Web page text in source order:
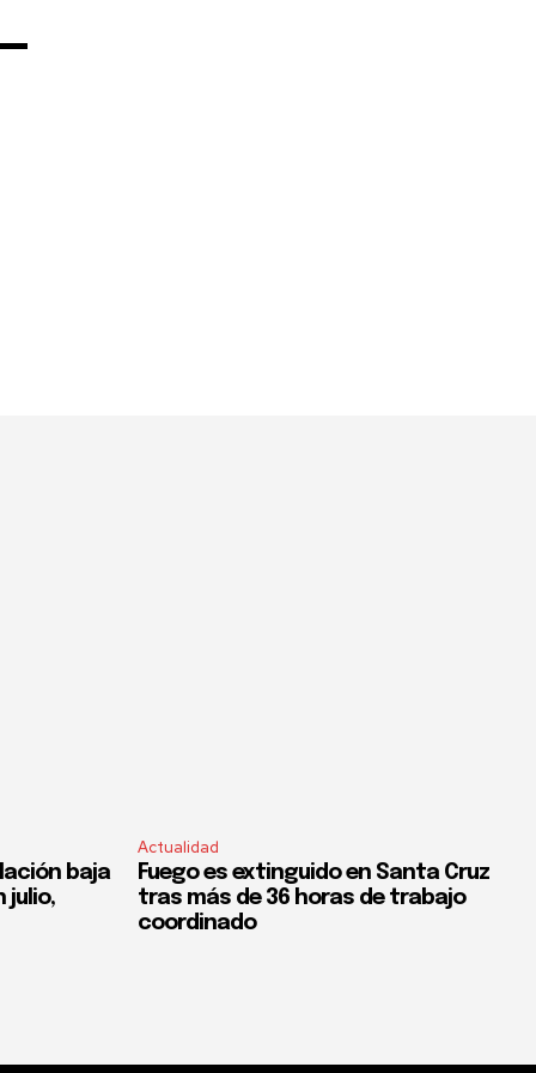
baja
julio,
Actualidad
Fuego es extinguido en Santa Cruz
tras más de 36 horas de trabajo
coordinado